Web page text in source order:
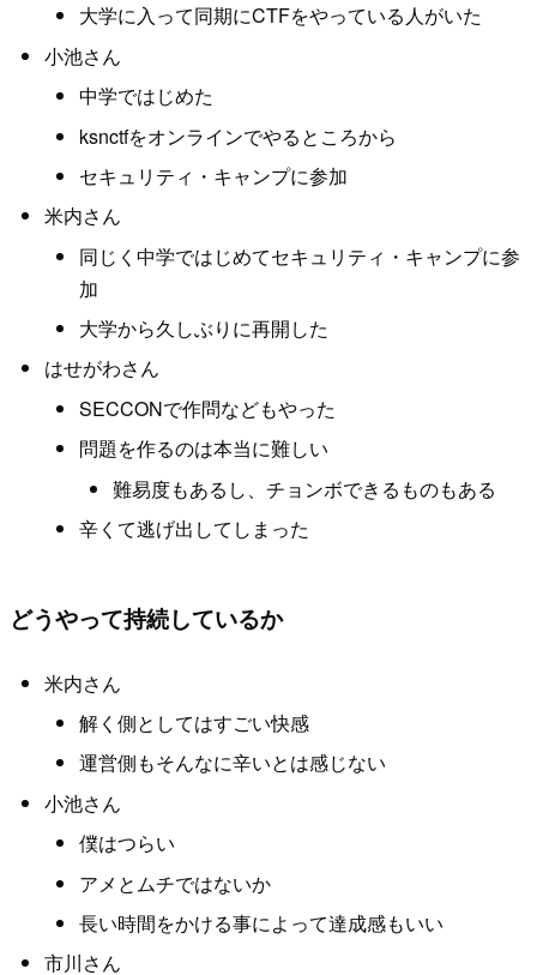
大学に入って同期にCTFをやっている人がいた
小池さん
中学ではじめた
ksnctfをオンラインでやるところから
セキュリティ・キャンプに参加
米内さん
同じく中学ではじめてセキュリティ・キャンプに参
加
大学から久しぶりに再開した
はせがわさん
SECCONで作問などもやった
問題を作るのは本当に難しい
難易度もあるし、チョンボできるものもある
辛くて逃げ出してしまった
どうやって持続しているか
米内さん
解く側としてはすごい快感
運営側もそんなに辛いとは感じない
小池さん
僕はつらい
アメとムチではないか
長い時間をかける事によって達成感もいい
市川さん